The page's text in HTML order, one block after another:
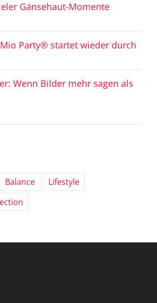
Gänsehaut-Momente
Party® startet wieder durch
Wenn Bilder mehr sagen als
Balance
Lifestyle